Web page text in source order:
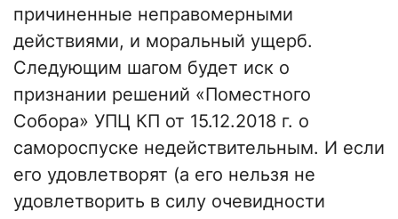
причиненные неправомерными
действиями, и моральный ущерб.
Следующим шагом будет иск о
признании решений «Поместного
Собора» УПЦ КП от 15.12.2018 г. о
самороспуске недействительным. И если
его удовлетворят (а его нельзя не
удовлетворить в силу очевидности